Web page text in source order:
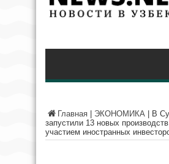
Главная ЭКОНОМИКА
В
запустили 13 новых
участием иностранных